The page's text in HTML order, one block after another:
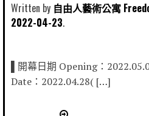
Written by 自由人藝術公寓
2022-04-23
▌開幕日期 Opening：
Date：2022.04.28( […]